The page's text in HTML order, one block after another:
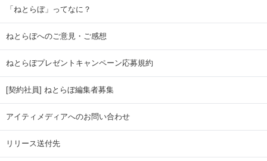
「ねとらぼ」ってなに？
ねとらぼへのご意見・ご感想
ねとらぼプレゼントキャンペーン応募規約
[契約社員] ねとらぼ編集者募集
アイティメディアへのお問い合わせ
リリース送付先